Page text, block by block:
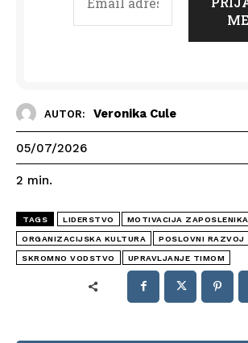
AUTOR: Veronika Cule
05/07/2026
2 min.
TAGS LIDERSTVO MOTIVACIJA ZAPOSLENIKA
ORGANIZACIJSKA KULTURA POSLOVNI RAZVOJ
SKROMNO VODSTVO UPRAVLJANJE TIMOM